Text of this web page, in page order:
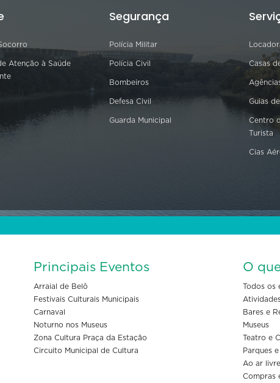
Atenção à Saúde
Segurança
Polícia Militar
Polícia Civil
Bombeiros
Defesa Civil
Guarda Municipal
Casas
Guias
Centro
Turista
Cias
Principais Eventos
Arraial de Belô
Festivais Culturais Municipais
Carnaval
Noturno nos Museus
Zona Cultura Praça da Estação
Circuito Municipal de Cultura
O
Todos os
Bares e
Museus
Teatro e
Parques
Ao ar
Compras